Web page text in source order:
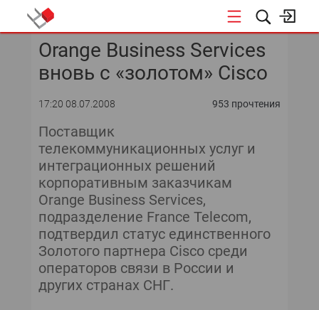
КОНФЕРЕНЦИИ
«ОТКРЫТЫЕ СИСТЕМЫ»
ИТ-ИНФРАСТРУКТУРА
БЕЗОПАСНОСТЬ
АВТОМАТИЗАЦИЯ
Orange Business Services
вновь с «золотом» Cisco
17:20 08.07.2008 953 прочтения
Поставщик
телекоммуникационных услуг и
интеграционных решений
корпоративным заказчикам
Orange Business Services,
подразделение France Telecom,
подтвердил статус единственного
Золотого партнера Cisco среди
операторов связи в России и
других странах СНГ.